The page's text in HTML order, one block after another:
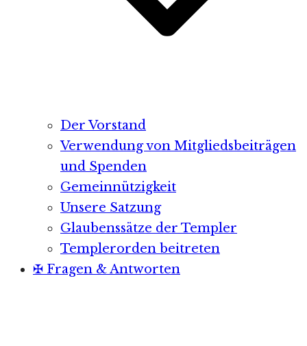
Der Vorstand
Verwendung von Mitgliedsbeiträgen
und Spenden
Gemeinnützigkeit
Unsere Satzung
Glaubenssätze der Templer
Templerorden beitreten
✠ Fragen & Antworten